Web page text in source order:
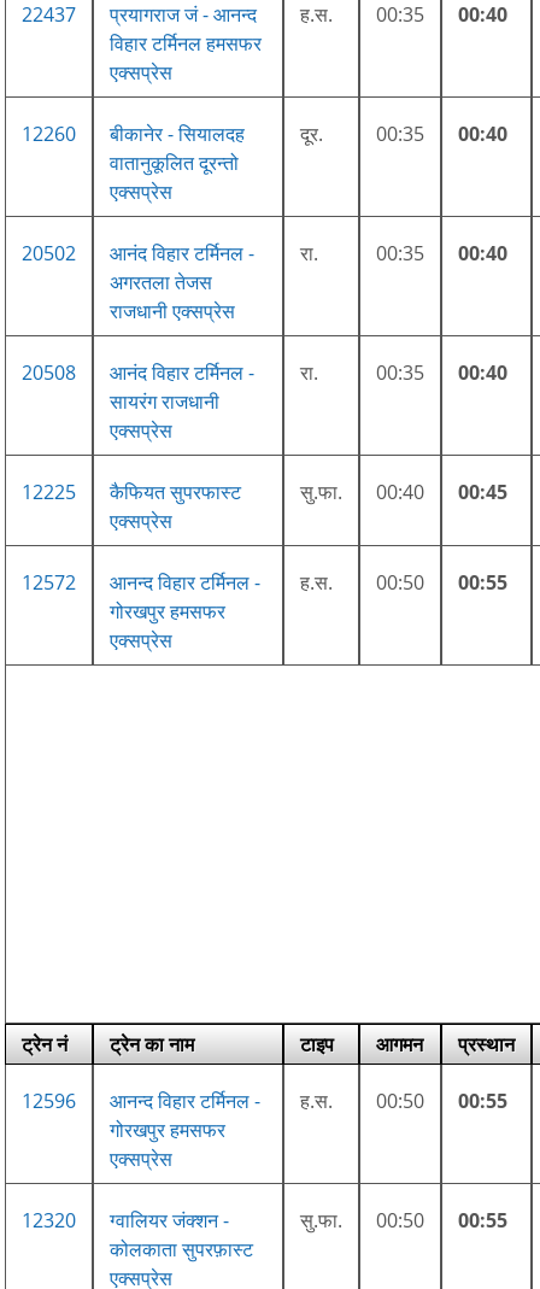
22437
प्रयागराज जं - आनन्द
विहार टर्मिनल हमसफर
एक्सप्रेस
ह.स. 00:35 00:40
12260
बीकानेर - सियालदह
वातानुकूलित दूरन्तो
एक्सप्रेस
दूर. 00:35 00:40
20502
आनंद विहार टर्मिनल -
अगरतला तेजस
राजधानी एक्सप्रेस
रा. 00:35 00:40
20508
आनंद विहार टर्मिनल -
सायरंग राजधानी
एक्सप्रेस
रा. 00:35 00:40
12225
कैफियत सुपरफास्ट
एक्सप्रेस
सु.फा. 00:40 00:45
12572
आनन्द विहार टर्मिनल -
गोरखपुर हमसफर
एक्सप्रेस
ह.स. 00:50 00:55
ट्रेन नं ट्रेन का नाम टाइप आगमन प्रस्थान
12596
आनन्द विहार टर्मिनल -
गोरखपुर हमसफर
एक्सप्रेस
ह.स. 00:50 00:55
12320
ग्वालियर जंक्शन -
कोलकाता सुपरफ़ास्ट
एक्सप्रेस
सु.फा. 00:50 00:55